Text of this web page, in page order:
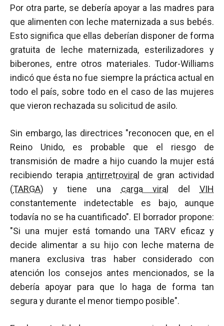
Por otra parte, se debería apoyar a las madres para
que alimenten con leche maternizada a sus bebés.
Esto significa que ellas deberían disponer de forma
gratuita de leche maternizada, esterilizadores y
biberones, entre otros materiales. Tudor-Williams
indicó que ésta no fue siempre la práctica actual en
todo el país, sobre todo en el caso de las mujeres
que vieron rechazada su solicitud de asilo.
Sin embargo, las directrices "reconocen que, en el
Reino Unido, es probable que el riesgo de
transmisión de madre a hijo cuando la mujer está
recibiendo terapia antirretroviral
de gran actividad
(TARGA) y tiene una carga viral delVIH
constantemente indetectable es bajo, aunque
todavía no se ha cuantificado". El borrador propone:
"Si una mujer está tomando una TARV eficaz y
decide alimentar a su hijo con leche materna de
manera exclusiva tras haber considerado con
atención los consejos antes mencionados, se la
debería apoyar para que lo haga de forma tan
segura y durante el menor tiempo posible".